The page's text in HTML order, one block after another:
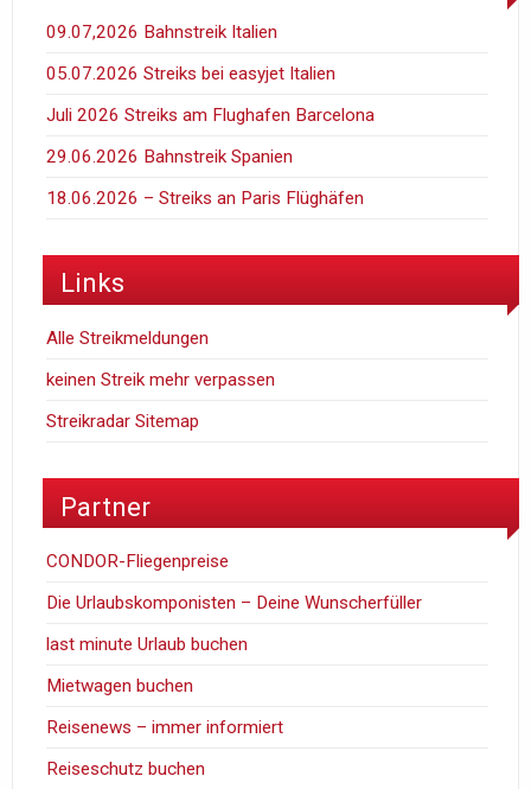
09.07,2026 Bahnstreik Italien
05.07.2026 Streiks bei easyjet Italien
Juli 2026 Streiks am Flughafen Barcelona
29.06.2026 Bahnstreik Spanien
18.06.2026 – Streiks an Paris Flüghäfen
Links
Alle Streikmeldungen
keinen Streik mehr verpassen
Streikradar Sitemap
Partner
CONDOR-Fliegenpreise
Die Urlaubskomponisten – Deine Wunscherfüller
last minute Urlaub buchen
Mietwagen buchen
Reisenews – immer informiert
Reiseschutz buchen